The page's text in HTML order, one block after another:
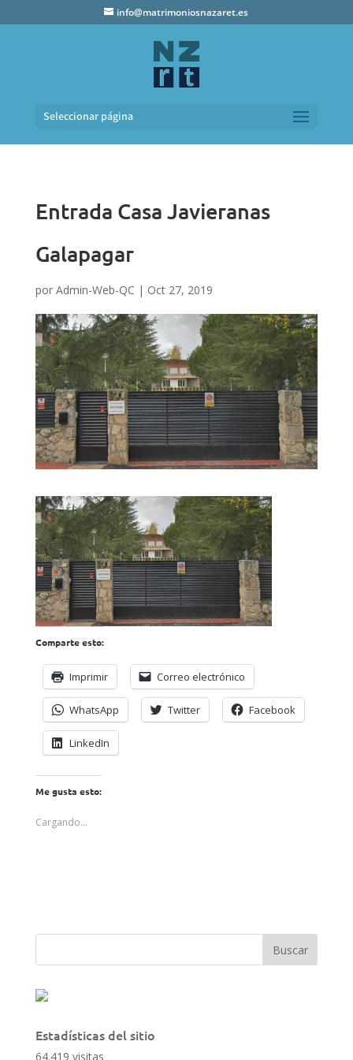
info@matrimoniosnazaret.es
Seleccionar página
Entrada Casa Javieranas
Galapagar
por Admin-Web-QC | Oct 27, 2019
Comparte esto:
Imprimir Correo electrónico
WhatsApp Twitter Facebook
LinkedIn
Me gusta esto:
Cargando...
Estadísticas del sitio
64.419 visitas